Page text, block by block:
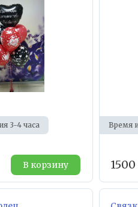
3-4 часа
В корзину
Время
1500